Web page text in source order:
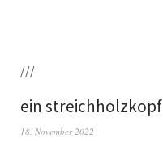
///
ein streichholzkopf
18. November 2022